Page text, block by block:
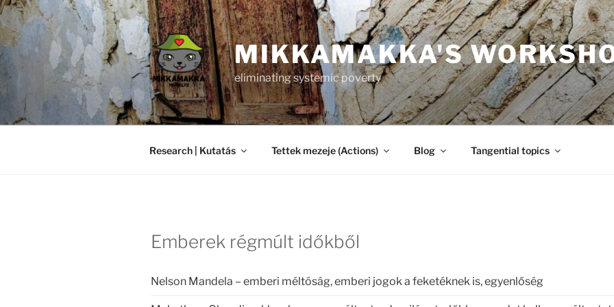
Skip
to
content
MIKKAMAKKA'S
eliminating systemic poverty
Research | Kutatás Tettek mezeje (Actions) Blog Tangential topics
Emberek régmúlt időkből
Nelson Mandela – emberi méltóság, emberi jogok a feketéknek is, egyenlőség